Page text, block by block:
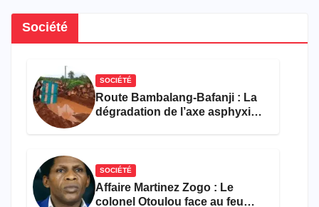
Société
SOCIÉTÉ
Route Bambalang-Bafanji : La
dégradation de l’axe asphyxie
SOCIÉTÉ
Affaire Martinez Zogo : Le
colonel Otoulou face au feu